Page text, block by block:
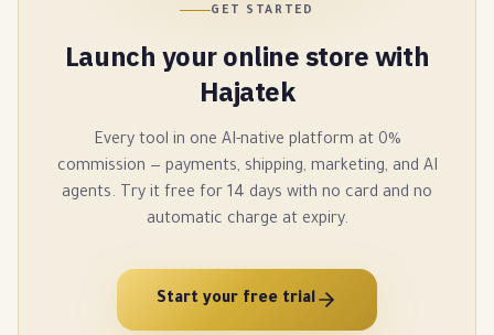
GET STARTED
Launch your online store with
Hajatek
Every tool in one AI-native platform at 0%
commission — payments, shipping, marketing, and AI
agents. Try it free for 14 days with no card and no
automatic charge at expiry.
Start your free trial